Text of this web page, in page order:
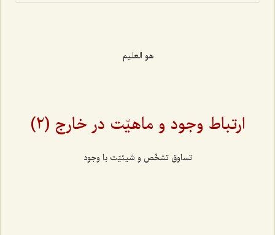
هو العلیم
ارتباط وجود و ماهیّت در خارج (2)
تساوق تشخّص و شیئیّت با وجود